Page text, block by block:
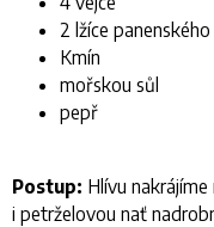
2 lžíce
Kmín
mořskou sůl
pepř
Postup: Hlívu
i petrželovou nať